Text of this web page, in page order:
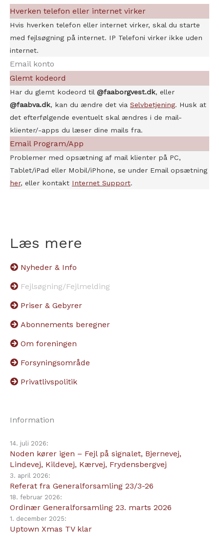
Hverken telefon eller internet virker
Hvis hverken telefon eller internet virker, skal du starte
med fejlsøgning på internet. IP Telefoni virker ikke uden
internet.
Email konto
Glemt kodeord
Har du glemt kodeord til @faaborgvest.dk, eller
@faabva.dk, kan du ændre det via Selvbetjening. Husk at
det efterfølgende eventuelt skal ændres i de mail-
klienter/-apps du læser dine mails fra.
Email Program/App
Problemer med opsætning af mail klienter på PC,
Tablet/iPad eller Mobil/iPhone, se under Email opsætning
her, eller kontakt Internet Support.
Læs mere
Nyheder & Info
Fejlsøgning/Fejlmelding
Priser & Gebyrer
Abonnements beregner
Om foreningen
Forsyningsområde
Privatlivspolitik
Information
14. juli 2026:
Noden kører igen – Fejl på signalet, Bjernevej,
Lindevej, Kildevej, Kærvej, Frydensbergvej
3. april 2026:
Referat fra Generalforsamling 23/3-26
18. februar 2026:
Ordinær Generalforsamling 23. marts 2026
1. december 2025:
Uptown Xmas TV klar